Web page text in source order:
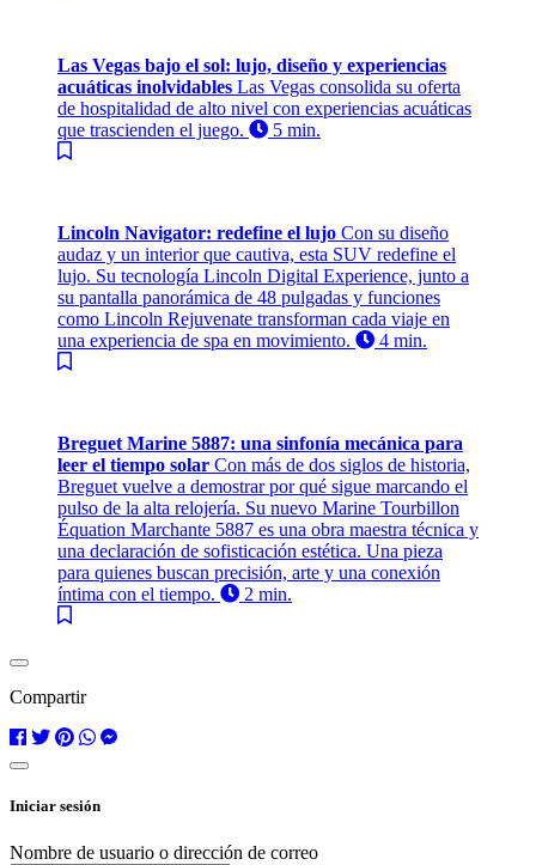
Las Vegas bajo el sol: lujo, diseño y experiencias
acuáticas inolvidables Las Vegas consolida su oferta
de hospitalidad de alto nivel con experiencias acuáticas
que trascienden el juego.
5 min.
Lincoln Navigator: redefine el lujo Con su diseño
audaz y un interior que cautiva, esta SUV redefine el
lujo. Su tecnología Lincoln Digital Experience, junto a
su pantalla panorámica de 48 pulgadas y funciones
como Lincoln Rejuvenate transforman cada viaje en
una experiencia de spa en movimiento.
4 min.
Breguet Marine 5887: una sinfonía mecánica para
leer el tiempo solar Con más de dos siglos de historia,
Breguet vuelve a demostrar por qué sigue marcando el
pulso de la alta relojería. Su nuevo Marine Tourbillon
Équation Marchante 5887 es una obra maestra técnica y
una declaración de sofisticación estética. Una pieza
para quienes buscan precisión, arte y una conexión
íntima con el tiempo.
2 min.
Compartir
Iniciar sesión
Nombre de usuario o dirección de correo